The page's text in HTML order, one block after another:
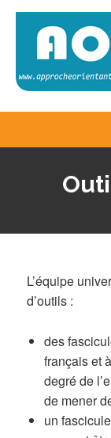
Skip
L’équipe
d’outils :
des
français et
degré de
de mener
un